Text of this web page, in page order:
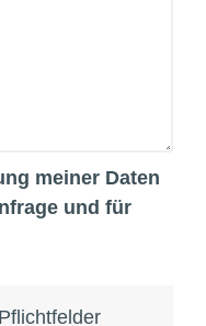
meiner Daten
und für